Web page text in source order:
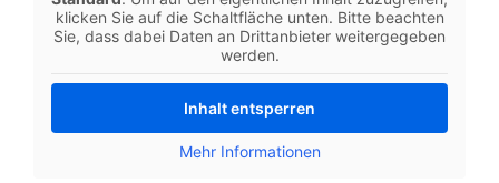
klicken Sie auf die Schaltfläche unten. Bitte beachten
Sie, dass dabei Daten an Drittanbieter weitergegeben
werden.
Inhalt entsperren
Mehr Informationen